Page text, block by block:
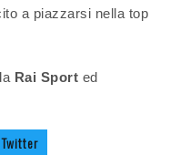
a piazzarsi nella top
Rai Sport ed
Twitter